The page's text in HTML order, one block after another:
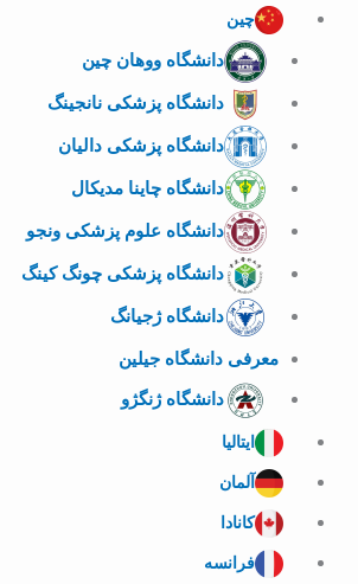
چین
دانشگاه ووهان چین
دانشگاه پزشکی نانجینگ
دانشگاه پزشکی دالیان
دانشگاه چاینا مدیکال
دانشگاه علوم پزشکی ونجو
دانشگاه پزشکی چونگ کینگ
دانشگاه ژجیانگ
معرفی دانشگاه جیلین
دانشگاه ژنگژو
ایتالیا
آلمان
کانادا
فرانسه